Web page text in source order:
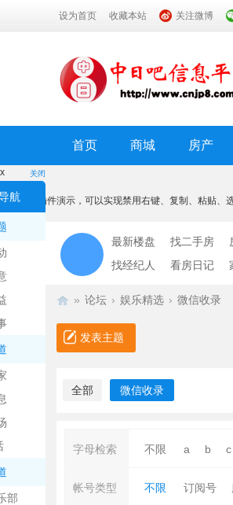
设为首页 收藏本站 关注微博
首页 商城 房产
关闭
航
部
x
本功能为插件演示，可以实现禁用右键、复制、粘贴、
我知道了
最新楼盘 找二手房
找经纪人
看房日记
» 论坛 › 娱乐精选 › 微信收录
发表主题
全部 微信收录
字母检索 不限 a b c
帐号类型 不限 订阅号